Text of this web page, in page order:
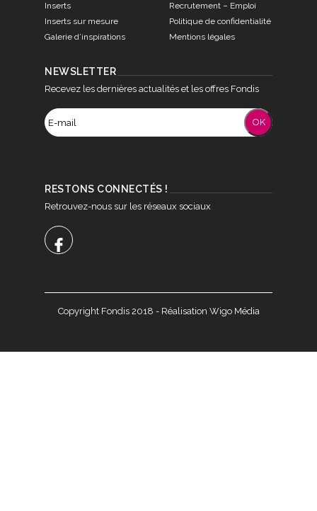
Inserts
Inserts sur mesure
Galerie d’inspirations
Recrutement – Emploi
Politique de confidentialité
Mentions légales
NEWSLETTER
Recevez les dernières actualités et les offres Fondis
RESTONS CONNECTÉS !
Retrouvez-nous sur les réseaux sociaux
Copyright Fondis 2018 - Réalisation Wigo Média